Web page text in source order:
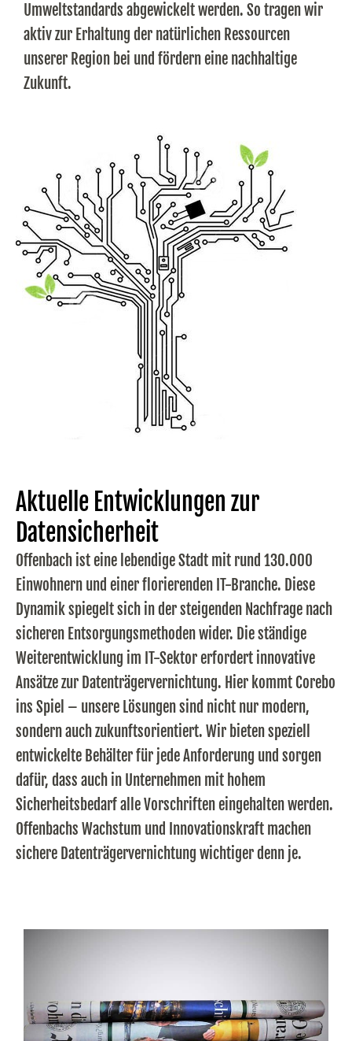
Umweltstandards abgewickelt werden. So tragen wir
aktiv zur Erhaltung der natürlichen Ressourcen
unserer Region bei und fördern eine nachhaltige
Zukunft.
Aktuelle Entwicklungen zur
Datensicherheit
Offenbach ist eine lebendige Stadt mit rund 130.000
Einwohnern und einer florierenden IT-Branche. Diese
Dynamik spiegelt sich in der steigenden Nachfrage nach
sicheren Entsorgungsmethoden wider. Die ständige
Weiterentwicklung im IT-Sektor erfordert innovative
Ansätze zur Datenträgervernichtung. Hier kommt Corebo
ins Spiel – unsere Lösungen sind nicht nur modern,
sondern auch zukunftsorientiert. Wir bieten speziell
entwickelte Behälter für jede Anforderung und sorgen
dafür, dass auch in Unternehmen mit hohem
Sicherheitsbedarf alle Vorschriften eingehalten werden.
Offenbachs Wachstum und Innovationskraft machen
sichere Datenträgervernichtung wichtiger denn je.